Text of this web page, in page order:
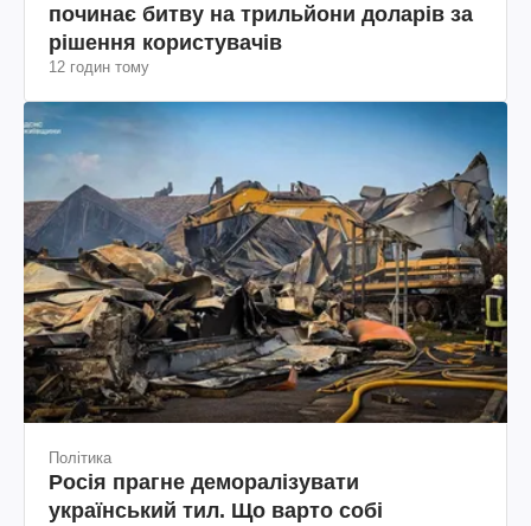
починає битву на трильйони доларів за
рішення користувачів
12 годин тому
Політика
Росія прагне деморалізувати
український тил. Що варто собі